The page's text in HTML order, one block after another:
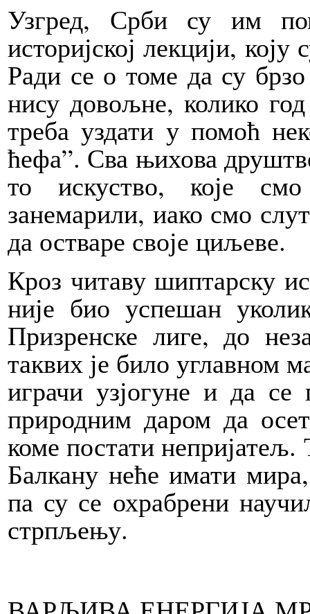
Узгред, Срби су им
историјској лекцији,
Ради се о томе да су
нису довољне, колико
треба уздати у помоћ
ћефа”. Сва њихова
то искуство, које
занемарили, иако смо
да остваре своје циљеве.
Кроз читаву шиптарску
није био успешан
Призренске лиге, до
таквих је било углавном
играчи узјогуне и да
природним даром да
коме постати
Балкану неће имати
па су се охрабрени
стрпљењу.